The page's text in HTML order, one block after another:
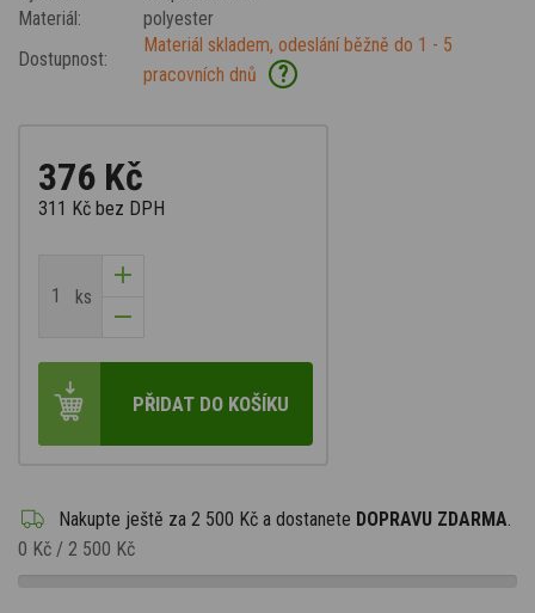
Materiál:
polyester
Dostupnost:
Materiál skladem, odeslání běžně do 1 - 5
pracovních dnů
?
376 Kč
311 Kč bez DPH
ks
PŘIDAT DO KOŠÍKU
Nakupte ještě za 2 500 Kč a dostanete DOPRAVU ZDARMA
0 Kč / 2 500 Kč